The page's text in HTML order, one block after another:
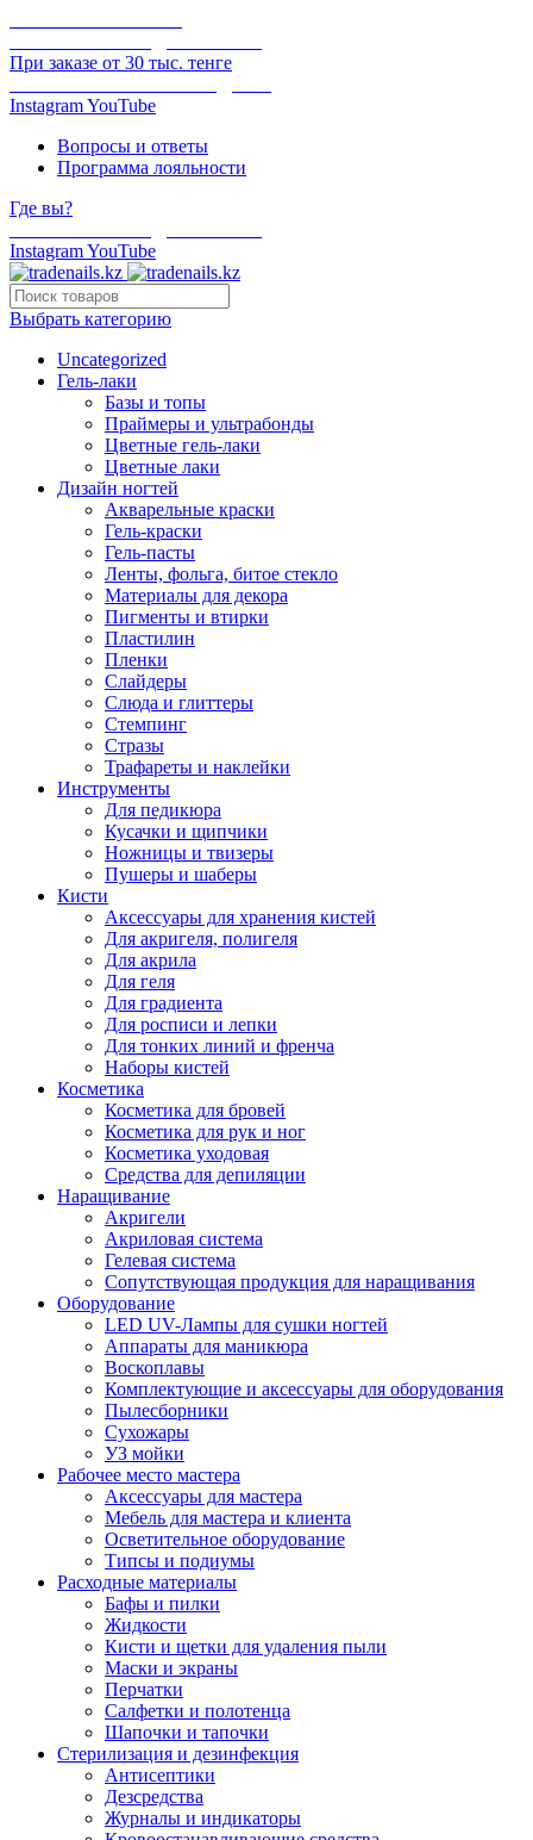
При заказе от 30 тыс. тенге
InstagramYouTube
Вопросы и ответы
Программа лояльности
Где вы?
InstagramYouTube
Выбрать категорию
Uncategorized
Гель-лаки
Базы и топы
Праймеры и ультрабонды
Цветные гель-лаки
Цветные лаки
Дизайн ногтей
Акварельные краски
Гель-краски
Гель-пасты
Ленты, фольга, битое стекло
Материалы для декора
Пигменты и втирки
Пластилин
Пленки
Слайдеры
Слюда и глиттеры
Стемпинг
Стразы
Трафареты и наклейки
Инструменты
Для педикюра
Кусачки и щипчики
Ножницы и твизеры
Пушеры и шаберы
Кисти
Аксессуары для хранения кистей
Для акригеля, полигеля
Для акрила
Для геля
Для градиента
Для росписи и лепки
Для тонких линий и френча
Наборы кистей
Косметика
Косметика для бровей
Косметика для рук и ног
Косметика уходовая
Средства для депиляции
Наращивание
Акригели
Акриловая система
Гелевая система
Сопутствующая продукция для наращивания
Оборудование
LED UV-Лампы для сушки ногтей
Аппараты для маникюра
Воскоплавы
Комплектующие и аксессуары для оборудования
Пылесборники
Сухожары
УЗ мойки
Рабочее место мастера
Аксессуары для мастера
Мебель для мастера и клиента
Осветительное оборудование
Типсы и подиумы
Расходные материалы
Бафы и пилки
Жидкости
Кисти и щетки для удаления пыли
Маски и экраны
Перчатки
Салфетки и полотенца
Шапочки и тапочки
Стерилизация и дезинфекция
Антисептики
Дезсредства
Журналы и индикаторы